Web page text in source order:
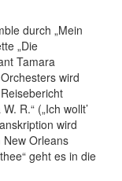
durch „Mein
„Die
Tamara
wird
R.“ („Ich wollt’
wird
Orleans
geht es in die